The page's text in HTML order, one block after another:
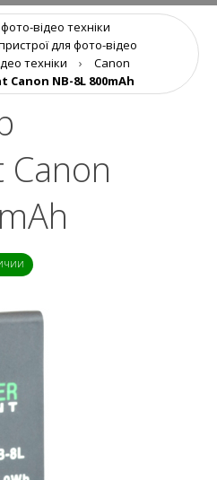
відео техніки
для фото-відео
техніки ›
Canon
NB-8L 800mAh
Canon